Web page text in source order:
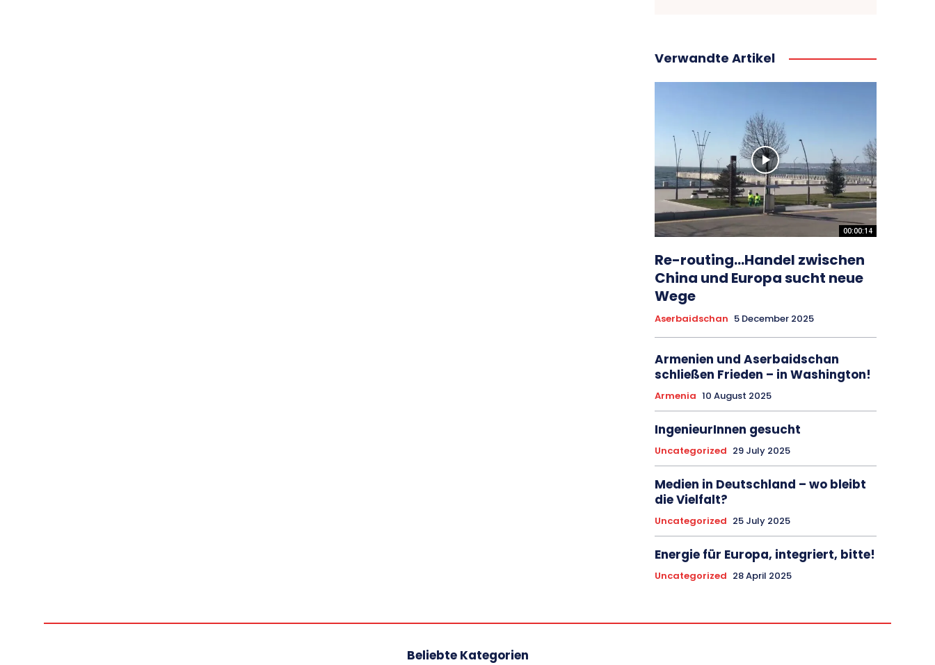
Verwandte Artikel
00:00:14
Re-routing…Handel zwischen
China und Europa sucht neue
Wege
Aserbaidschan 5 December 2025
Armenien und Aserbaidschan
schließen Frieden – in Washington!
Armenia 10 August 2025
IngenieurInnen gesucht
Uncategorized 29 July 2025
Medien in Deutschland – wo bleibt
die Vielfalt?
Uncategorized 25 July 2025
Energie für Europa, integriert, bitte!
Uncategorized 28 April 2025
Beliebte Kategorien